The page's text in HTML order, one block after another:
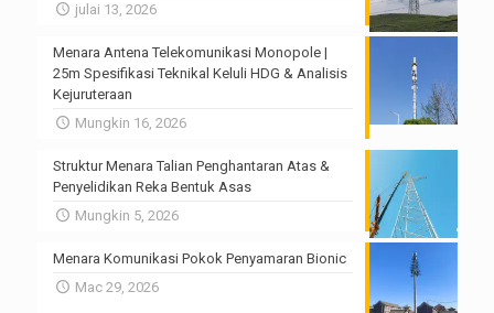
julai 13, 2026
Menara Antena Telekomunikasi Monopole |
25m Spesifikasi Teknikal Keluli HDG & Analisis
Kejuruteraan
Mungkin 16, 2026
Struktur Menara Talian Penghantaran Atas &
Penyelidikan Reka Bentuk Asas
Mungkin 5, 2026
Menara Komunikasi Pokok Penyamaran Bionic
Mac 29, 2026